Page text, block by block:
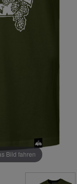
Bild fahren